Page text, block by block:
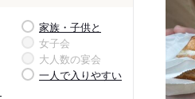
家族・子供と
女子会
大人数の宴会
一人で入りやすい